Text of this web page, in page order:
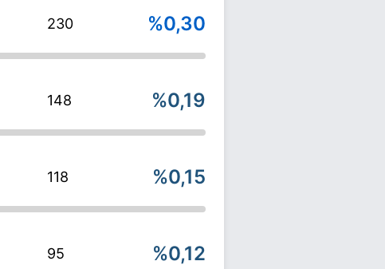
230 %0,30
148 %0,19
118 %0,15
95 %0,12